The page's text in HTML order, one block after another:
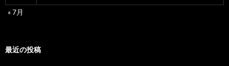
« 7月
最近の投稿